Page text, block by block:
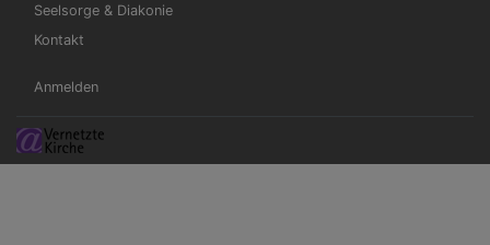
Seelsorge & Diakonie
Kontakt
Benutzermenü
Anmelden